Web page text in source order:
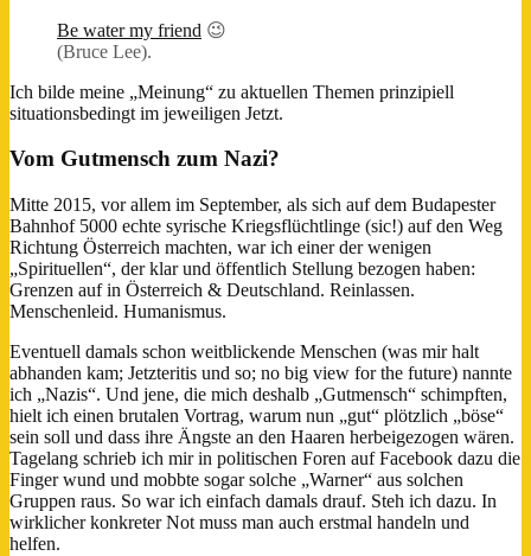
Be water my friend 😉
(Bruce Lee).
Ich bilde meine „Meinung“ zu aktuellen Themen prinzipiell
situationsbedingt im jeweiligen Jetzt.
Vom Gutmensch zum Nazi?
Mitte 2015, vor allem im September, als sich auf dem Budapester
Bahnhof 5000 echte syrische Kriegsflüchtlinge (sic!) auf den Weg
Richtung Österreich machten, war ich einer der wenigen
„Spirituellen“, der klar und öffentlich Stellung bezogen haben:
Grenzen auf in Österreich & Deutschland. Reinlassen.
Menschenleid. Humanismus.
Eventuell damals schon weitblickende Menschen (was mir halt
abhanden kam; Jetzteritis und so; no big view for the future) nannte
ich „Nazis“. Und jene, die mich deshalb „Gutmensch“ schimpften,
hielt ich einen brutalen Vortrag, warum nun „gut“ plötzlich „böse“
sein soll und dass ihre Ängste an den Haaren herbeigezogen wären.
Tagelang schrieb ich mir in politischen Foren auf Facebook dazu die
Finger wund und mobbte sogar solche „Warner“ aus solchen
Gruppen raus. So war ich einfach damals drauf. Steh ich dazu. In
wirklicher konkreter Not muss man auch erstmal handeln und
helfen.